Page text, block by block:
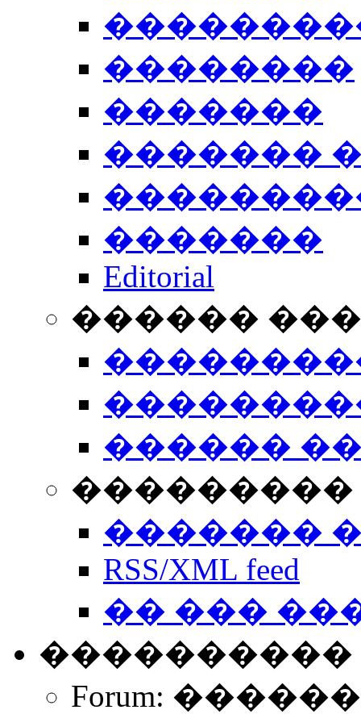
��������
�������
�������
�������
Editorial
������
������
���������
�������
RSS/XML feed
�� ���
����������
Forum: